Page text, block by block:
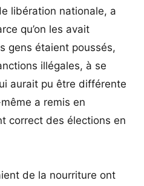
libération nationale, a
qu’on les avait
gens étaient poussés,
illégales, à se
aurait pu être différente
a remis en
correct des élections en
de la nourriture ont